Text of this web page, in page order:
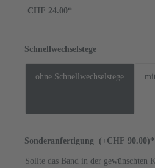
CHF 24.00*
Schnellwechselstege
ohne Schnellwechselstege
Sonderanfertigung (+CHF 90.00)*
Sollte das Band in der gewünschten